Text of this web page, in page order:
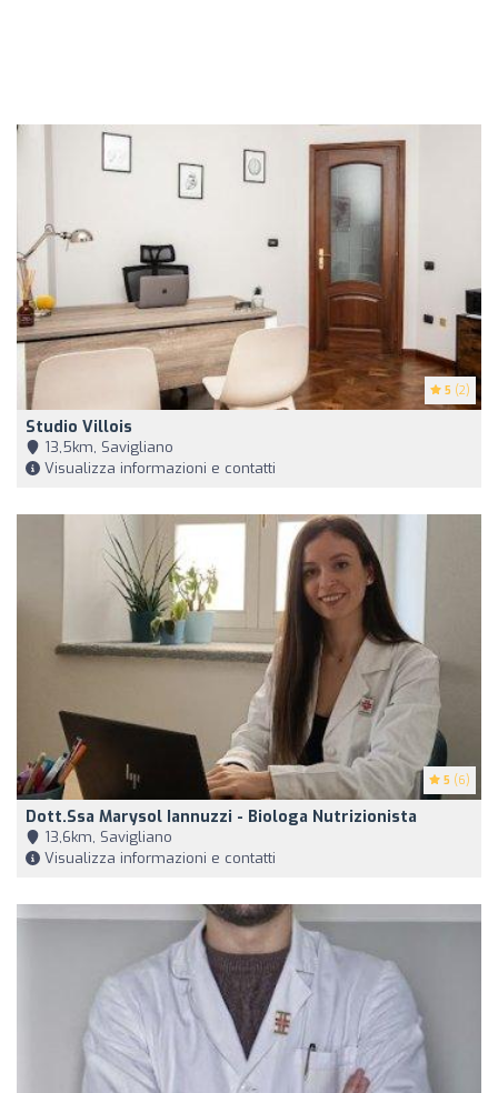
5 (2)
Studio Villois
13,5km, Savigliano
Visualizza informazioni e contatti
5 (6)
Dott.ssa Marysol Iannuzzi - Biologa Nutrizionista
13,6km, Savigliano
Visualizza informazioni e contatti